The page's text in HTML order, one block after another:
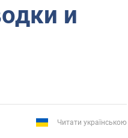
и
Читати українською